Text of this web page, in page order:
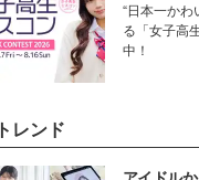
“日本一かわ
る「女子高
中！
トレンド